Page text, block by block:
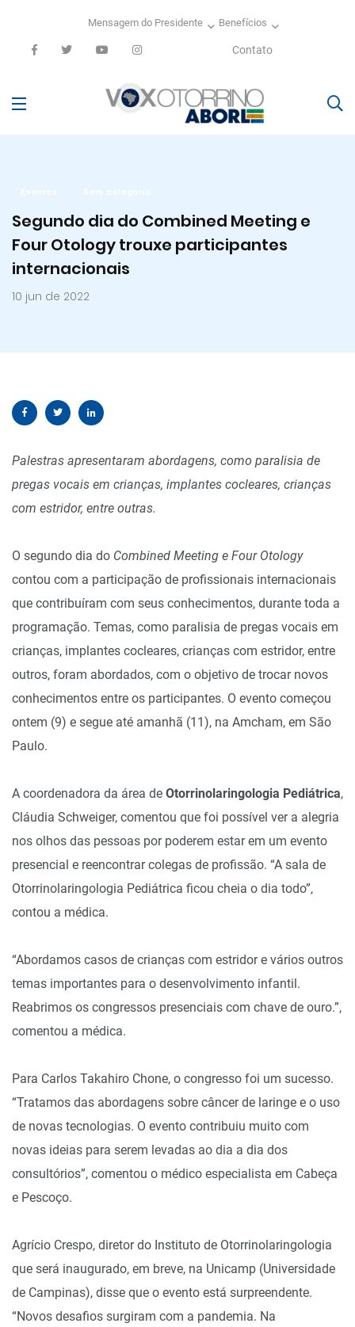
Mensagem do Presidente Benefícios
Contato
Segundo dia do Combined Meeting e
Four Otology trouxe participantes
internacionais
10 jun de 2022
Palestras apresentaram abordagens, como paralisia de
pregas vocais em crianças, implantes cocleares, crianças
com estridor, entre outras.
O segundo dia do Combined Meeting e Four Otology
contou com a participação de profissionais internacionais
que contribuíram com seus conhecimentos, durante toda a
programação. Temas, como paralisia de pregas vocais em
crianças, implantes cocleares, crianças com estridor, entre
outros, foram abordados, com o objetivo de trocar novos
conhecimentos entre os participantes. O evento começou
ontem (9) e segue até amanhã (11), na Amcham, em São
Paulo.
A coordenadora da área de Otorrinolaringologia Pediátrica,
Cláudia Schweiger, comentou que foi possível ver a alegria
nos olhos das pessoas por poderem estar em um evento
presencial e reencontrar colegas de profissão. “A sala de
Otorrinolaringologia Pediátrica ficou cheia o dia todo”,
contou a médica.
“Abordamos casos de crianças com estridor e vários outros
temas importantes para o desenvolvimento infantil.
Reabrimos os congressos presenciais com chave de ouro.”,
comentou a médica.
Para Carlos Takahiro Chone, o congresso foi um sucesso.
“Tratamos das abordagens sobre câncer de laringe e o uso
de novas tecnologias. O evento contribuiu muito com
novas ideias para serem levadas ao dia a dia dos
consultórios”, comentou o médico especialista em Cabeça
e Pescoço.
Agrício Crespo, diretor do Instituto de Otorrinolaringologia
que será inaugurado, em breve, na Unicamp (Universidade
de Campinas), disse que o evento está surpreendente.
“Novos desafios surgiram com a pandemia. Na